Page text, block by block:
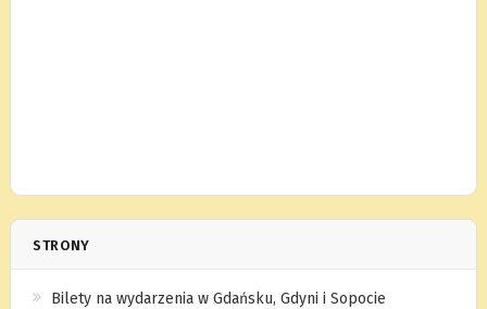
STRONY
Bilety na wydarzenia w Gdańsku, Gdyni i Sopocie